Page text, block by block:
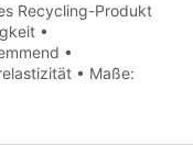
Recycling-Produkt
•
•
• Maße: